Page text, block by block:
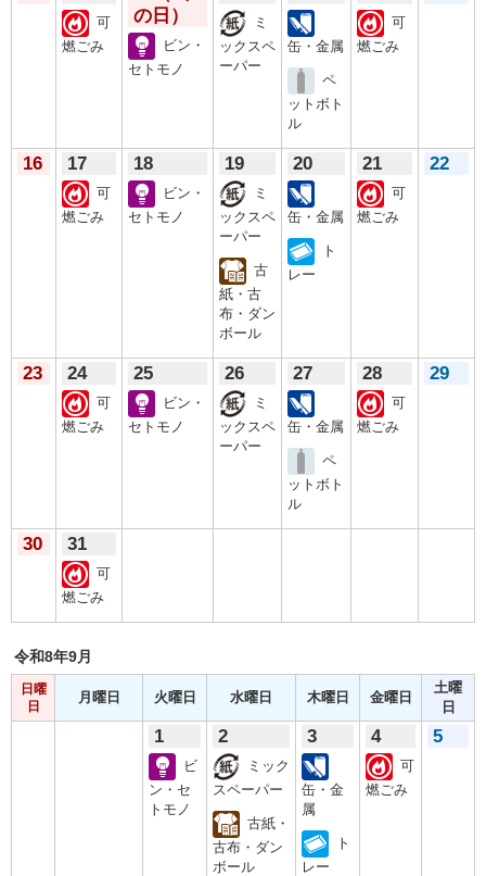
可
燃ごみ
の日）
ビン・
セトモノ
ミ
ックスペ
ーパー
缶・金属
ペ
ットボト
ル
可
燃ごみ
16 17
可
燃ごみ
18
ビン・
セトモノ
19
ミ
ックスペ
ーパー
古
紙・古
布・ダン
ボール
20
缶・金属
ト
レー
21
可
燃ごみ
22
23 24
可
燃ごみ
25
ビン・
セトモノ
26
ミ
ックスペ
ーパー
27
缶・金属
ペ
ットボト
ル
28
可
燃ごみ
29
30 31
可
燃ごみ
令和8年9月
日曜
日
月曜日 火曜日 水曜日 木曜日 金曜日
土曜
日
1
ビ
ン・セ
トモノ
2
ミック
スペーパー
古紙・
古布・ダン
ボール
3
缶・金
属
ト
レー
4
可
燃ごみ
5